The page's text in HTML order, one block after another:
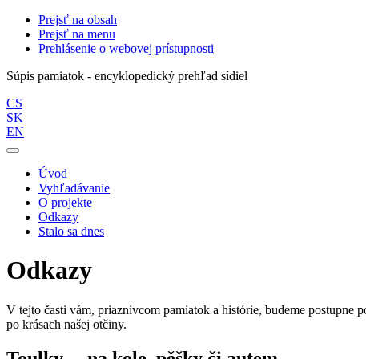
Prejsť na obsah
Prejsť na menu
Prehlásenie o webovej prístupnosti
Súpis pamiatok - encyklopedický prehľad sídiel
CS
SK
EN
Úvod
Vyhľadávanie
O projekte
Odkazy
Stalo sa dnes
Odkazy
V tejto časti vám, priaznivcom pamiatok a histórie, budeme postupne
po krásach našej otčiny.